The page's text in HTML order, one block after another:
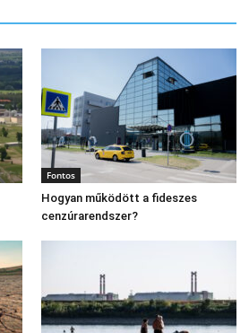
Fontos
Hogyan működött a fideszes
cenzúrarendszer?